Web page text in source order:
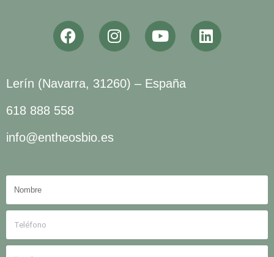
Lerín (Navarra, 31260) – España
618 888 558
info@entheosbio.es